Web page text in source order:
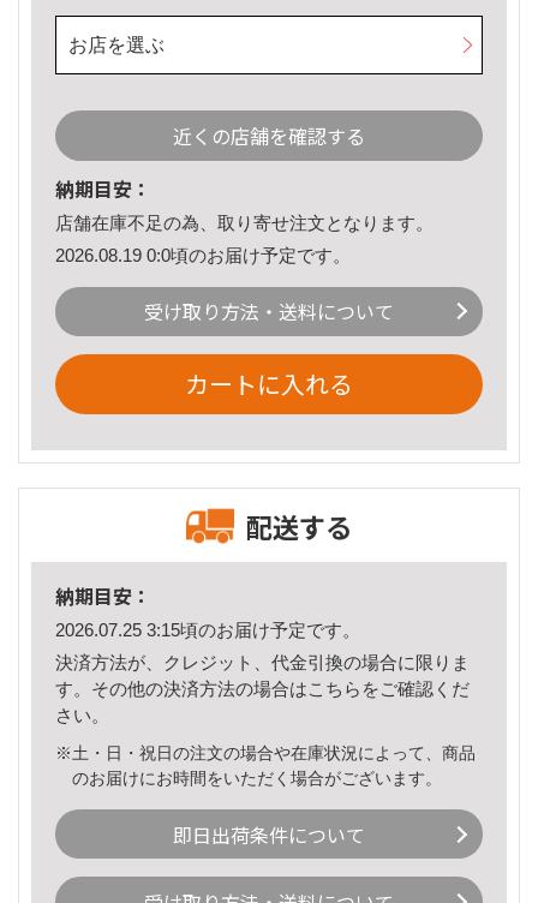
お店を選ぶ
近くの店舗を確認する
納期目安：
店舗在庫不足の為、取り寄せ注文となります。
2026.08.19 0:0頃のお届け予定です。
受け取り方法・送料について
カートに入れる
配送する
納期目安：
2026.07.25 3:15頃のお届け予定です。
決済方法が、クレジット、代金引換の場合に限りま
す。その他の決済方法の場合はこちら をご確認くだ
さい。
※土・日・祝日の注文の場合や在庫状況によって、商品
のお届けにお時間をいただく場合がございます。
即日出荷条件について